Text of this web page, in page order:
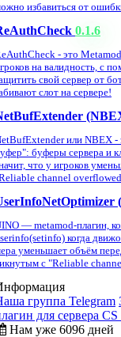
избавиться от
0.1.6
- это
на валидность, с
свой сервер от
слот на сервере!
или NBEX -
буферы сервера и
что у игроков
channel
— metamod-плагин,
когда
уменьшает объём
с "Reliable
группа Telegram
для сервера CS
Нам уже 6096 дней